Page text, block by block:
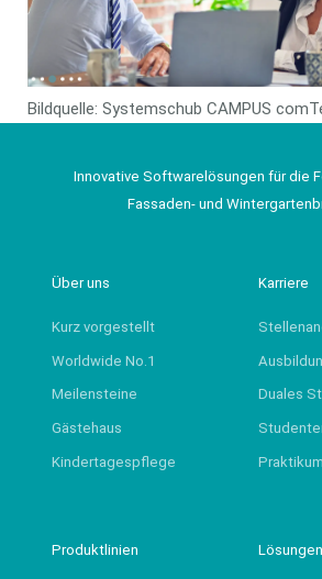
Bildquelle: Systemschub CAMPUS
Innovative Softwarelösungen für die
Fassaden- und
Über uns
Kurz vorgestellt
Worldwide No.1
Meilensteine
Gästehaus
Kindertagespflege
Karriere
Duales
Praktikum
Produktlinien Lösungen